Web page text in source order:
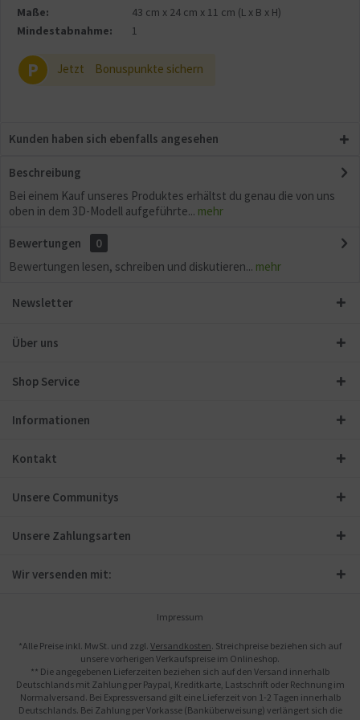
Maße:
43 cm x 24 cm x 11 cm (L x B x H)
Mindestabnahme:
1
P Jetzt Bonuspunkte sichern
Kunden haben sich ebenfalls angesehen
Beschreibung
Bei einem Kauf unseres Produktes erhältst du genau die von uns
oben in dem 3D-Modell aufgeführte... mehr
Bewertungen
0
Bewertungen lesen, schreiben und diskutieren... mehr
Newsletter
Über uns
Shop Service
Informationen
Kontakt
Unsere Communitys
Unsere Zahlungsarten
Wir versenden mit:
Impressum
*Alle Preise inkl. MwSt. und zzgl. Versandkosten. Streichpreise beziehen sich auf
unsere vorherigen Verkaufspreise im Onlineshop.
** Die angegebenen Lieferzeiten beziehen sich auf den Versand innerhalb
Deutschlands mit Zahlung per Paypal, Kreditkarte, Lastschrift oder Rechnung im
Normalversand. Bei Expressversand gilt eine Lieferzeit von 1-2 Tagen innerhalb
Deutschlands. Bei Zahlung per Vorkasse (Banküberweisung) verlängert sich die